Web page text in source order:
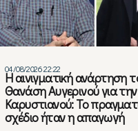
04/08/2026 22:22
Η αινιγματική ανάρτηση
Θανάση Αυγερινού για την
Καρυστιανού: Το
σχέδιο ήταν η απαγωγή